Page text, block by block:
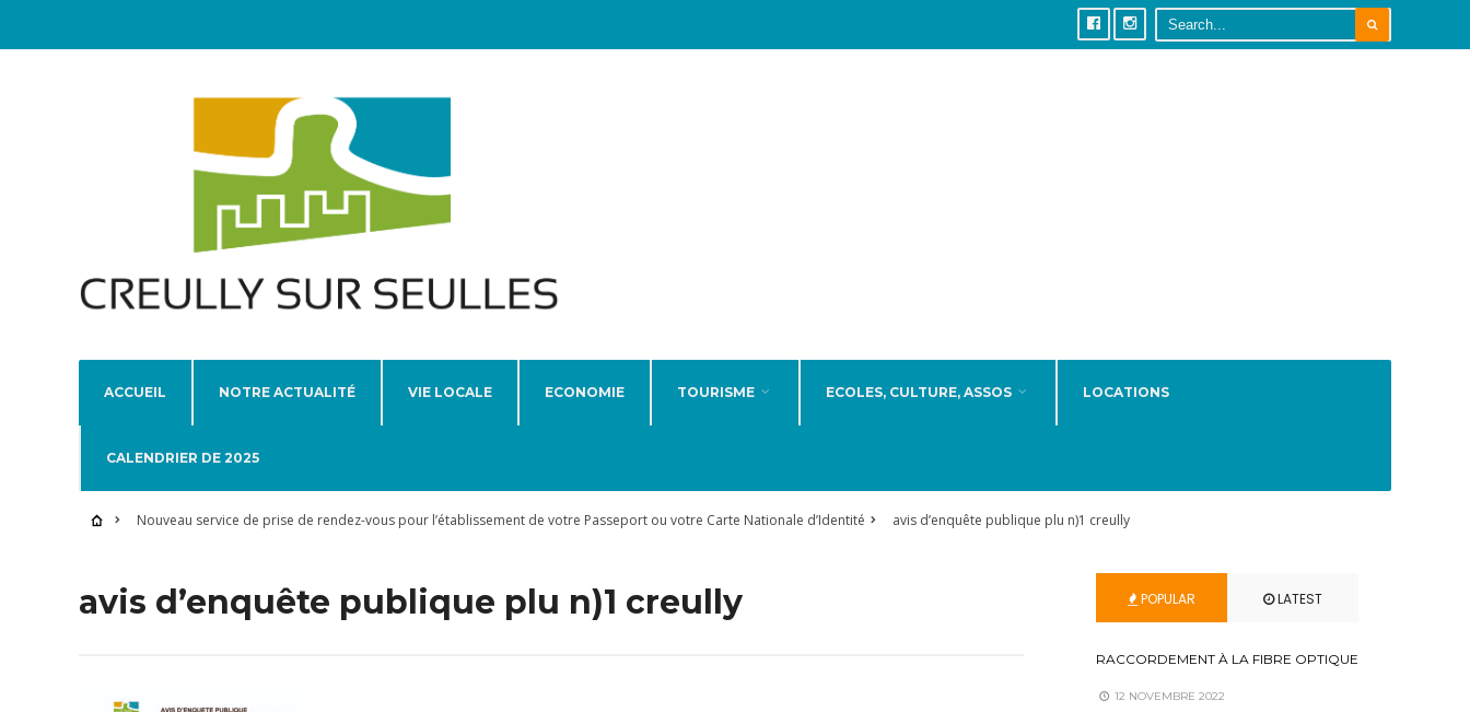
ACCUEIL NOTRE ACTUALITÉ VIE LOCALE ECONOMIE TOURISME ECOLES, CULTURE, ASSOS LOCATIONS
CALENDRIER DE 2025
Nouveau service de prise de rendez-vous pour l’établissement de votre Passeport ou votre Carte Nationale d’Identité avis d’enquête publique plu n)1 creully
avis d’enquête publique plu n)1 creully POPULAR LATEST
RACCORDEMENT À LA FIBRE OPTIQUE
12 NOVEMBRE 2022